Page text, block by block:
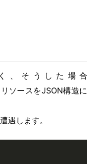
、そうした場合
ソースをJSON構造に
遇します。